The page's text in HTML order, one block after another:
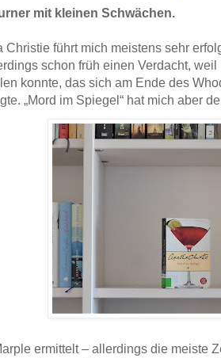
mit kleinen Schwächen.
Christie führt mich meistens sehr
schon früh einen Verdacht,
konnte, das sich am Ende des
„Mord im Spiegel“ hat mich aber
ermittelt – allerdings die meiste